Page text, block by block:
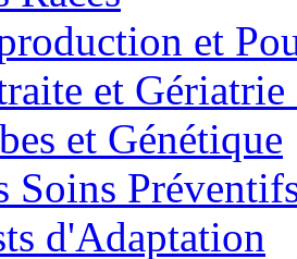
et
et
et Génétique
Soins
d'Adaptation